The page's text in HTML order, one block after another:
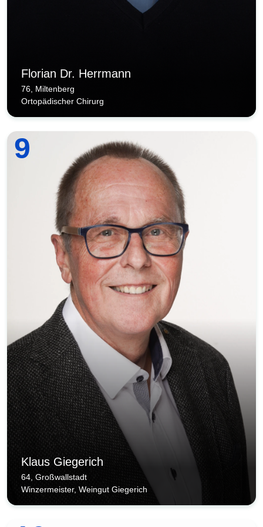
Florian Dr. Herrmann
76, Miltenberg
Ortopädischer Chirurg
9
Klaus Giegerich
64, Großwallstadt
Winzermeister, Weingut Giegerich